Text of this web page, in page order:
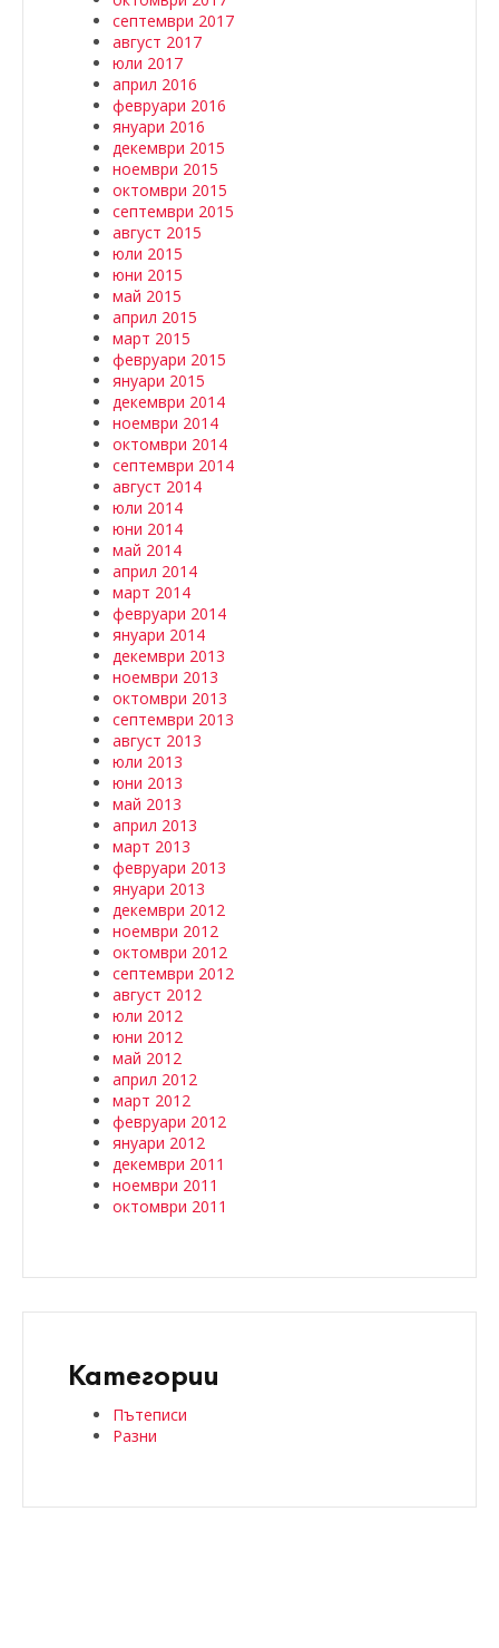
септември 2017
август 2017
юли 2017
април 2016
февруари 2016
януари 2016
декември 2015
ноември 2015
октомври 2015
септември 2015
август 2015
юли 2015
юни 2015
май 2015
април 2015
март 2015
февруари 2015
януари 2015
декември 2014
ноември 2014
октомври 2014
септември 2014
август 2014
юли 2014
юни 2014
май 2014
април 2014
март 2014
февруари 2014
януари 2014
декември 2013
ноември 2013
октомври 2013
септември 2013
август 2013
юли 2013
юни 2013
май 2013
април 2013
март 2013
февруари 2013
януари 2013
декември 2012
ноември 2012
октомври 2012
септември 2012
август 2012
юли 2012
юни 2012
май 2012
април 2012
март 2012
февруари 2012
януари 2012
декември 2011
ноември 2011
октомври 2011
Категории
Пътеписи
Разни